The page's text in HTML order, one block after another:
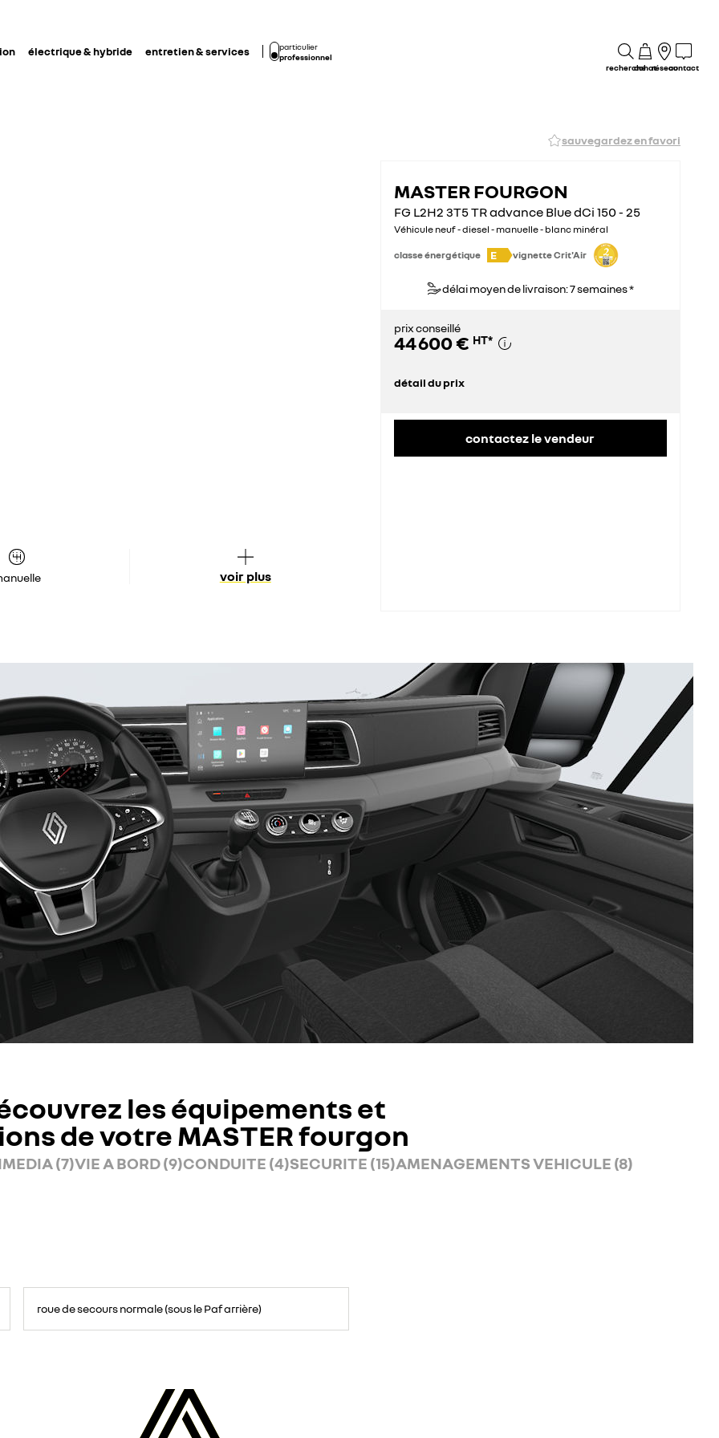
électrique & hybride entretien & services
particulier
professionnel
rechercheachatréseaucontact
sauvegardez en favori
voir plus
MASTER FOURGON
FG L2H2 3T5 TR advance Blue dCi 150 - 25
Véhicule neuf - diesel - manuelle - blanc minéral
classe énergétique E vignette Crit'Air
délai moyen de livraison: 7 semaines *
prix conseillé
44 600 € HT*
détail du prix
contactez le vendeur
les équipements et
de votre MASTER fourgon
(7)VIE A BORD (9)CONDUITE (4)SECURITE (15)AMENAGEMENTS VEHICULE (8)
roue de secours normale (sous le Paf arrière)